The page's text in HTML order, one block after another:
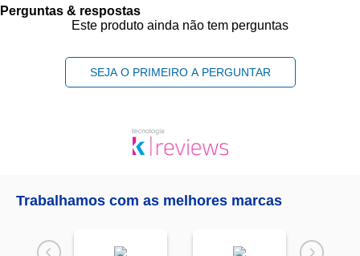
Perguntas & respostas
Este produto ainda não tem perguntas
SEJA O PRIMEIRO A PERGUNTAR
Trabalhamos com as melhores marcas